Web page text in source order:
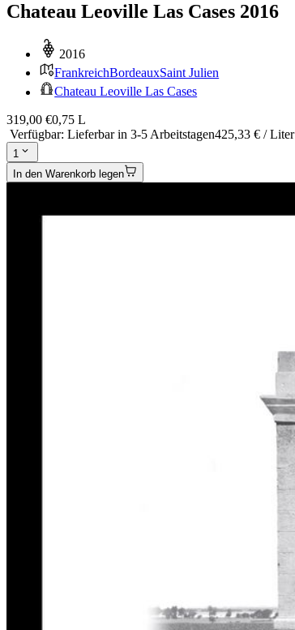
Chateau Leoville Las Cases 2016
2016
FrankreichBordeauxSaint Julien
Chateau Leoville Las Cases
319,00 €0,75 L
Verfügbar: Lieferbar in 3-5 Arbeitstagen425,33 € / Liter
1
In den Warenkorb legen